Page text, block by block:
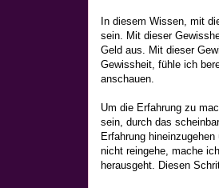
In diesem Wissen, mit
sein. Mit dieser
Geld aus. Mit dieser
Gewissheit, fühle ich
anschauen.
Um die Erfahrung zu
sein, durch das
Erfahrung
nicht reingehe, mache
herausgeht. Diesen